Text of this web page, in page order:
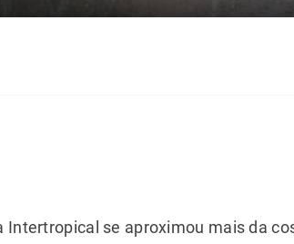
Intertropical se aproximou mais da